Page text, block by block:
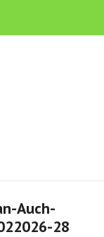
Auch-
28